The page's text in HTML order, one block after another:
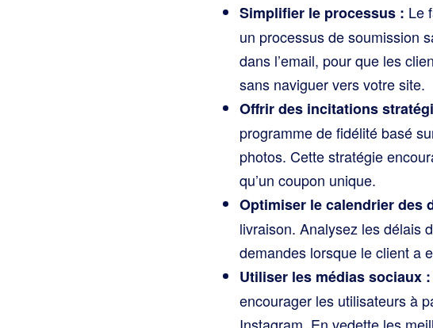
Simplifier le processus : Le
un processus de soumission
dans l’email, pour que les
sans naviguer vers votre site.
Offrir des incitations
programme de fidélité basé
photos. Cette stratégie
qu’un coupon unique.
Optimiser le calendrier des
livraison. Analysez les délais
demandes lorsque le client a
Utiliser les médias sociaux :
encourager les utilisateurs à
Instagram. En vedette les